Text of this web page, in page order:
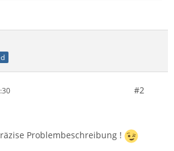
#2
Problembeschreibung !